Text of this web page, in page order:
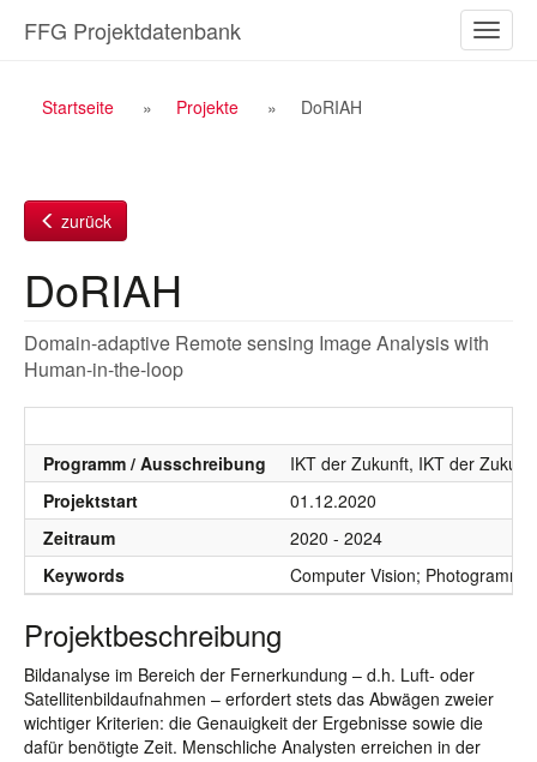
Inhalt
ein-/
FFG Projektdatenbank
Breadcrumb
Startseite Projekte DoRIAH
zurück
DoRIAH
Domain-adaptive Remote sensing Image Analysis with
Human-in-the-loop
Programm / Ausschreibung
IKT der Zukunft, IKT der
Projektstart
01.12.2020
Zeitraum
2020 - 2024
Keywords
Computer Vision;
Projektbeschreibung
Bildanalyse im Bereich der Fernerkundung – d.h. Luft- oder
Satellitenbildaufnahmen – erfordert stets das Abwägen zweier
wichtiger Kriterien: die Genauigkeit der Ergebnisse sowie die
dafür benötigte Zeit. Menschliche Analysten erreichen in der